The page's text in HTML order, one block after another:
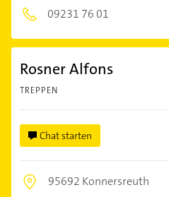
09231 76 01
Rosner Alfons
TREPPEN
Chat starten
95692 Konnersreuth